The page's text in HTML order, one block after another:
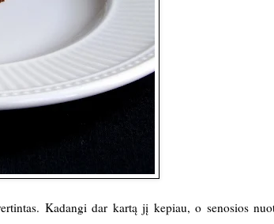
Kadangi dar kartą jį kepiau, o senosios